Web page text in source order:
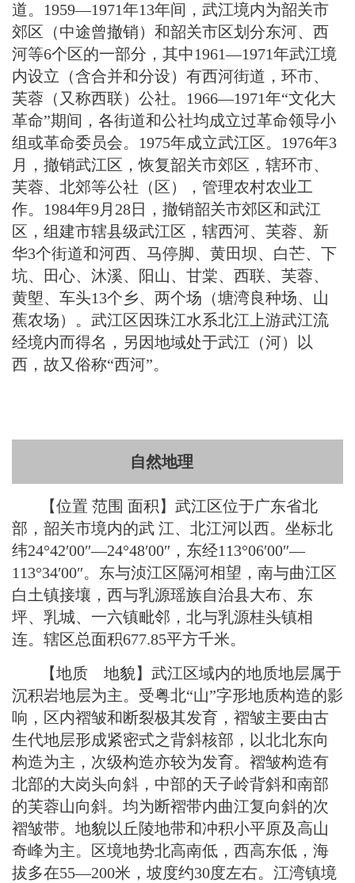
道。1959—1971年13年间，武江境内为韶关市
郊区（中途曾撤销）和韶关市区划分东河、西
河等6个区的一部分，其中1961—1971年武江境
内设立（含合并和分设）有西河街道，环市、
芙蓉（又称西联）公社。1966—1971年“文化大
革命”期间，各街道和公社均成立过革命领导小
组或革命委员会。1975年成立武江区。1976年3
月，撤销武江区，恢复韶关市郊区，辖环市、
芙蓉、北郊等公社（区），管理农村农业工
作。1984年9月28日，撤销韶关市郊区和武江
区，组建市辖县级武江区，辖西河、芙蓉、新
华3个街道和河西、马停脚、黄田坝、白芒、下
坑、田心、沐溪、阳山、甘棠、西联、芙蓉、
黄塱、车头13个乡、两个场（塘湾良种场、山
蕉农场）。武江区因珠江水系北江上游武江流
经境内而得名，另因地域处于武江（河）以
西，故又俗称“西河”。
自然地理
【位置 范围 面积】武江区位于广东省北
部，韶关市境内的武 江、北江河以西。坐标北
纬24°42′00″—24°48′00″，东经113°06′00″—
113°34′00″。东与浈江区隔河相望，南与曲江区
白土镇接壤，西与乳源瑶族自治县大布、东
坪、乳城、一六镇毗邻，北与乳源桂头镇相
连。辖区总面积677.85平方千米。
【地质 地貌】武江区域内的地质地层属于
沉积岩地层为主。受粤北“山”字形地质构造的影
响，区内褶皱和断裂极其发育，褶皱主要由古
生代地层形成紧密式之背斜核部，以北北东向
构造为主，次级构造亦较为发育。褶皱构造有
北部的大岗头向斜，中部的天子岭背斜和南部
的芙蓉山向斜。均为断褶带内曲江复向斜的次
褶皱带。地貌以丘陵地带和冲积小平原及高山
奇峰为主。区境地势北高南低，西高东低，海
拔多在55—200米，坡度约30度左右。江湾镇境